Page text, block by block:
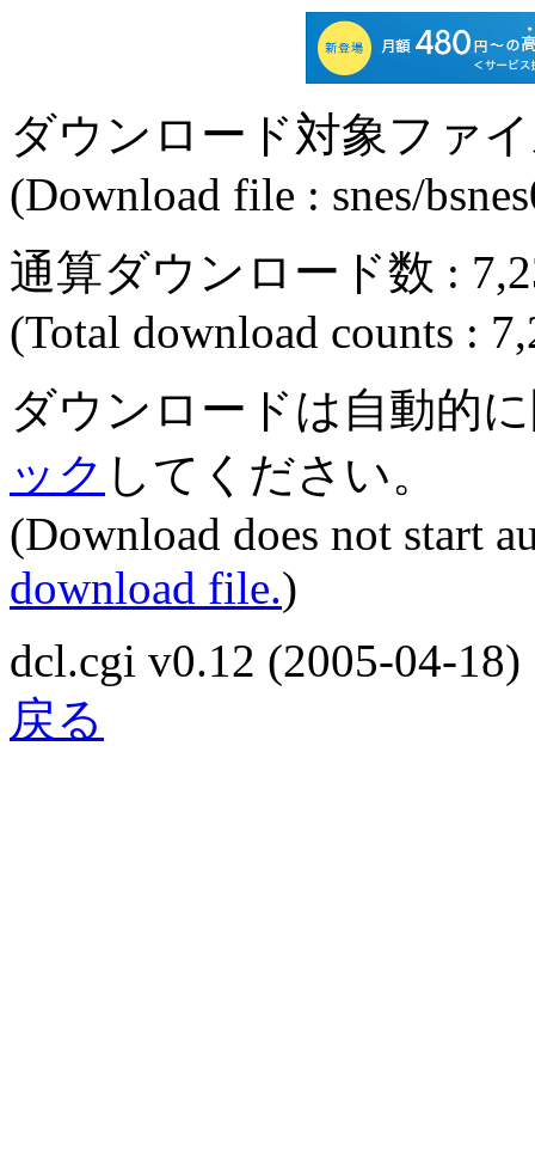
ダウンロード対象ファイ
(Download file : snes/
通算ダウンロード数 :
(Total download counts :
ダウンロードは自動的
ック してください。
(Download does not start
download file.)
dcl.cgi v0.12 (2005-04-18)
戻る